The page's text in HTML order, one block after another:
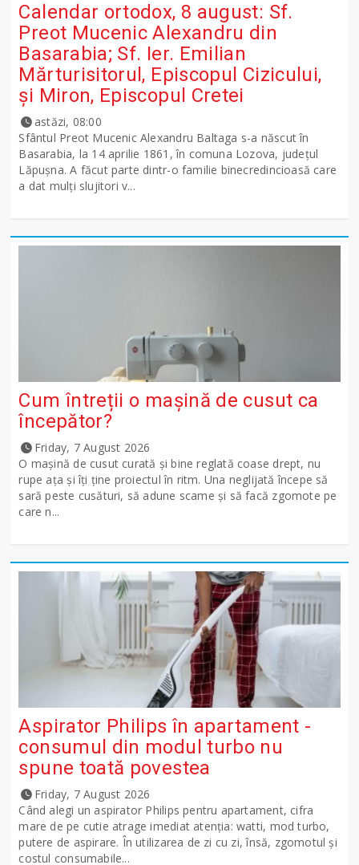
Calendar ortodox, 8 august: Sf.
Preot Mucenic Alexandru din
Basarabia; Sf. Ier. Emilian
Mărturisitorul, Episcopul Cizicului,
şi Miron, Episcopul Cretei
astăzi, 08:00
Sfântul Preot Mucenic Alexandru Baltaga s-a născut în
Basarabia, la 14 aprilie 1861, în comuna Lozova, județul
Lăpușna. A făcut parte dintr-o familie binecredincioasă care
a dat mulți slujitori v...
Cum întreții o mașină de cusut ca
începător?
Friday, 7 August 2026
O mașină de cusut curată și bine reglată coase drept, nu
rupe ața și îți ține proiectul în ritm. Una neglijată începe să
sară peste cusături, să adune scame și să facă zgomote pe
care n...
Aspirator Philips în apartament -
consumul din modul turbo nu
spune toată povestea
Friday, 7 August 2026
Când alegi un aspirator Philips pentru apartament, cifra
mare de pe cutie atrage imediat atenția: watti, mod turbo,
putere de aspirare. În utilizarea de zi cu zi, însă, zgomotul și
costul consumabile...